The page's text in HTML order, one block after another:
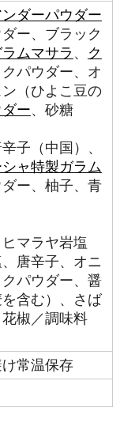
ダーパウダー
ー、ブラック
ムマサラ 、
ク
パウダー、オ
（ひよこ豆の
ー、砂糖
子（中国）、
ャ特製ガラム
ー、柚子、青
ヒマラヤ岩塩
唐辛子、オニ
パウダー、醤
含む）、さば
椒／調味料
常温保存